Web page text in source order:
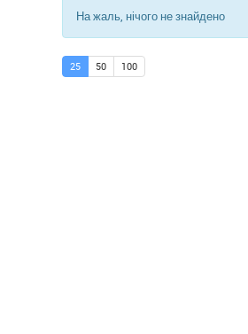
На жаль, нічого не знайдено
25 50 100